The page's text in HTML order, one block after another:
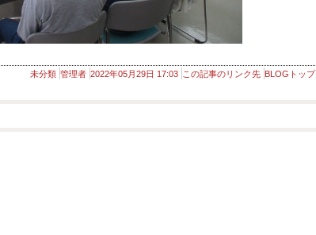
未分類 管理者 2022年05月29日 17:03 この記事のリンク先 BLOGトップ